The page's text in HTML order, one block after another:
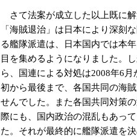
さて法案が成立した以上既に
「海賊退治」は日本により深刻
る艦隊派遣は、日本国内では本
目を集めるようになりました。
ら、国連による対処は2008年6
初から最後まで、各国共同の海
せんでした。また各国共同対策
際にも、国内政治の混乱もあっ
た。それが最終的に艦隊派遣を